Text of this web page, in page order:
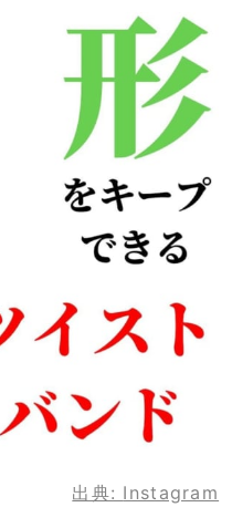
出典: Instagram